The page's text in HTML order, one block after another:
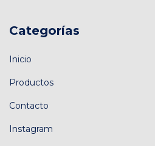
Categorías
Inicio
Productos
Contacto
Instagram